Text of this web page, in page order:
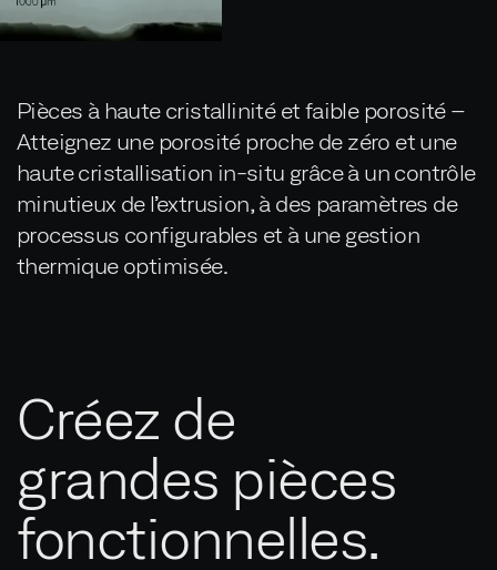
Pièces à haute cristallinité et faible porosité –
Atteignez une porosité proche de zéro et une
haute cristallisation in-situ grâce à un contrôle
minutieux de l’extrusion, à des paramètres de
processus configurables et à une gestion
thermique optimisée.
Créez de
grandes pièces
fonctionnelles.